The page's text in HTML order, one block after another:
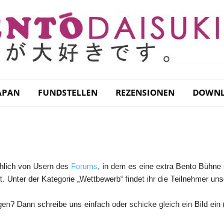
FUNDSTELLEN REZENSIONEN
von Usern des Forums, in dem es eine extra Bento
der Kategorie „Wettbewerb“ findet ihr die Teilnehmer
Dann schreibe uns einfach oder schicke gleich ein Bild